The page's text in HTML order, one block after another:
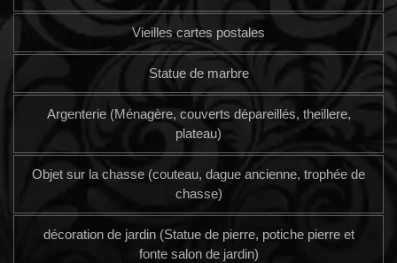
Vieilles cartes postales
Statue de marbre
Argenterie (Ménagère, couverts dépareillés, theillere,
plateau)
Objet sur la chasse (couteau, dague ancienne, trophée de
chasse)
décoration de jardin (Statue de pierre, potiche pierre et
fonte salon de jardin)